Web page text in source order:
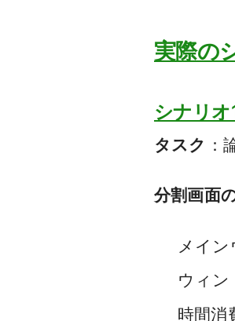
実際の
シナリ
タスク ：
分割画面
メイ
ウィン
時間消